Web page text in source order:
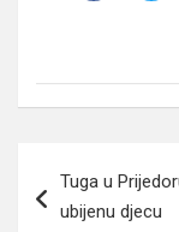
članaka
Tuga u
ubijenu djecu